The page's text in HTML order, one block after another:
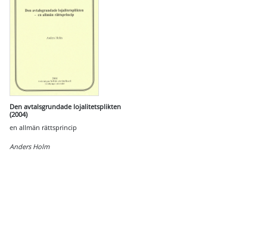
Den avtalsgrundade lojalitetsplikten
(2004)
en allmän rättsprincip
Anders Holm